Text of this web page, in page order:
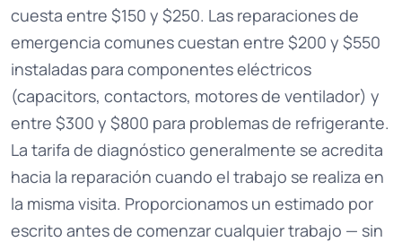
cuesta entre $150 y $250. Las reparaciones de
emergencia comunes cuestan entre $200 y $550
instaladas para componentes eléctricos
(capacitors, contactors, motores de ventilador) y
entre $300 y $800 para problemas de refrigerante.
La tarifa de diagnóstico generalmente se acredita
hacia la reparación cuando el trabajo se realiza en
la misma visita. Proporcionamos un estimado por
escrito antes de comenzar cualquier trabajo — sin